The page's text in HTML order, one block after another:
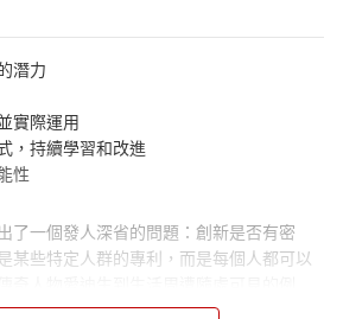
潛力
實際運用
，持續學習和改進
性
了一個發人深省的問題：創新是否有密
某些特定人群的專利，而是每個人都可以
新的普遍性和重要性。並剖析常見的思維